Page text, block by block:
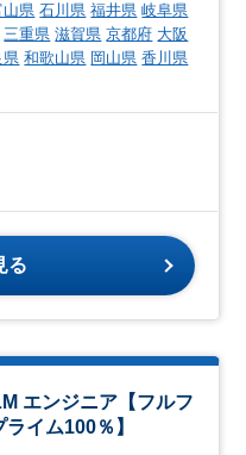
山県 石川県 福井県 岐阜県
三重県 滋賀県 京都府 大阪
県 和歌山県 岡山県 香川県
る
エンジニア【フルフ
イム100％】